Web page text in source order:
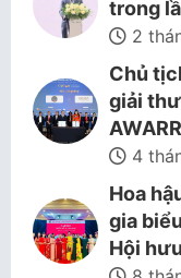
trong
2
Chủ
giải
4
Hoa
gia
Hội